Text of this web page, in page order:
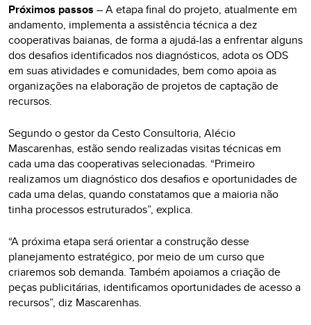
Próximos passos – A etapa final do projeto, atualmente em
andamento, implementa a assistência técnica a dez
cooperativas baianas, de forma a ajudá-las a enfrentar alguns
dos desafios identificados nos diagnósticos, adota os ODS
em suas atividades e comunidades, bem como apoia as
organizações na elaboração de projetos de captação de
recursos.
Segundo o gestor da Cesto Consultoria, Alécio
Mascarenhas, estão sendo realizadas visitas técnicas em
cada uma das cooperativas selecionadas. “Primeiro
realizamos um diagnóstico dos desafios e oportunidades de
cada uma delas, quando constatamos que a maioria não
tinha processos estruturados”, explica.
“A próxima etapa será orientar a construção desse
planejamento estratégico, por meio de um curso que
criaremos sob demanda. Também apoiamos a criação de
peças publicitárias, identificamos oportunidades de acesso a
recursos”, diz Mascarenhas.